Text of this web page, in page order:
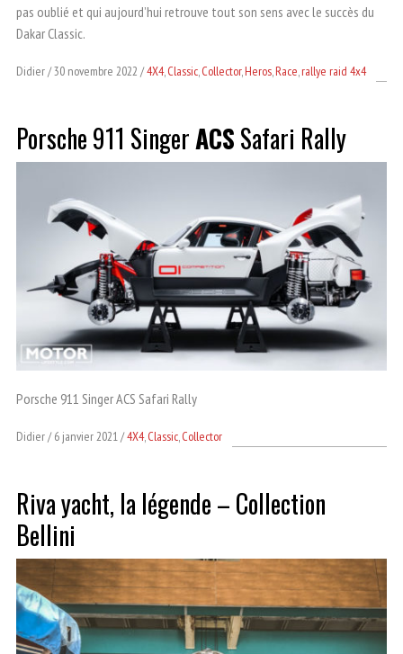
pas oublié et qui aujourd’hui retrouve tout son sens avec le succès du
Dakar Classic.
Didier 30 novembre 2022 4X4, Classic Collector, Heros Race rallye raid 4x4
Porsche 911 SingerACSSafari Rally
Porsche 911 Singer ACS Safari Rally
Didier 6 janvier 2021 4X4,Classic,Collector
Riva yacht, la légende – Collection
Bellini